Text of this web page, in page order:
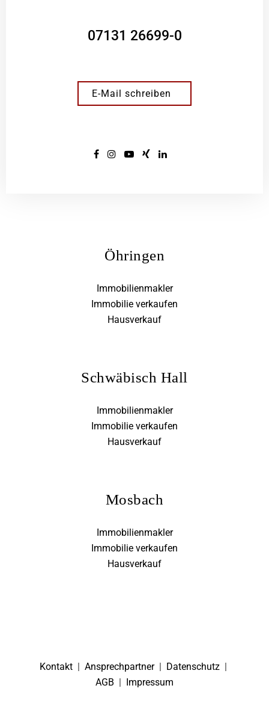
07131 26699-0
E-Mail schreiben
Öhringen
Immobilienmakler
Immobilie verkaufen
Hausverkauf
Schwäbisch Hall
Immobilienmakler
Immobilie verkaufen
Hausverkauf
Mosbach
Immobilienmakler
Immobilie verkaufen
Hausverkauf
Kontakt Ansprechpartner| Datenschutz
AGB
Impressum